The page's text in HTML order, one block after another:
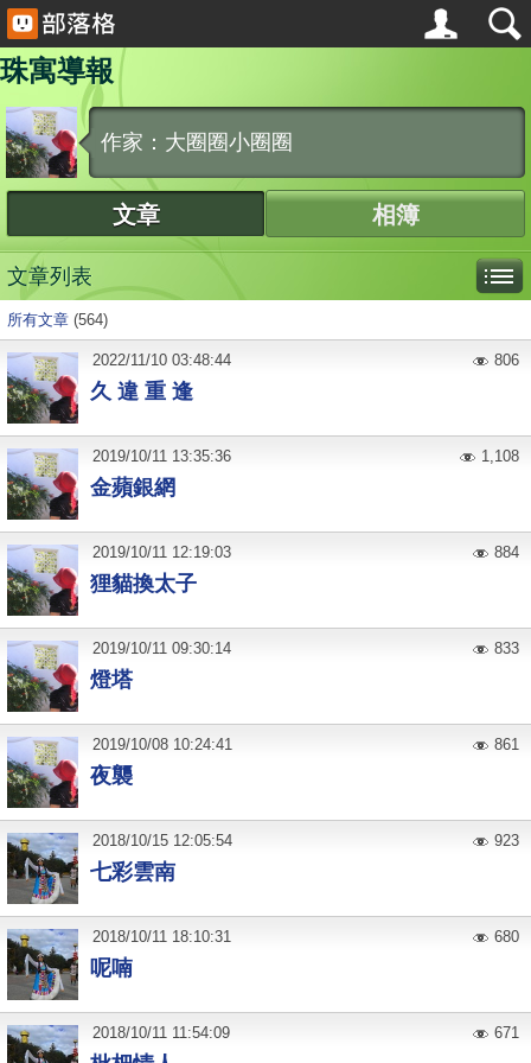
珠寓導報
作家：大圈圈小圈圈
文章 相簿
文章列表
所有文章 (564)
久 違 重 逢
2022/11/10 03:48:44 806
金蘋銀網
2019/10/11 13:35:36 1,108
狸貓換太子
2019/10/11 12:19:03 884
燈塔
2019/10/11 09:30:14 833
夜襲
2019/10/08 10:24:41 861
七彩雲南
2018/10/15 12:05:54 923
呢喃
2018/10/11 18:10:31 680
2018/10/11 11:54:09 671